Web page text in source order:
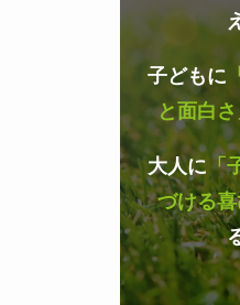
子どもに
と面白さ
大人に 「
づける